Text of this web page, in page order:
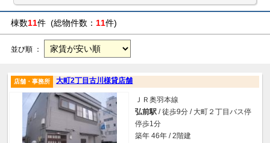
棟数11件 (総物件数： 11件)
並び順 ：
大町2丁目古川様貸店舗
店舗・事務所
ＪＲ奥羽本線
弘前駅 / 徒歩9分 / 大町２丁目バス停
停歩1分
築年 46年 / 2階建